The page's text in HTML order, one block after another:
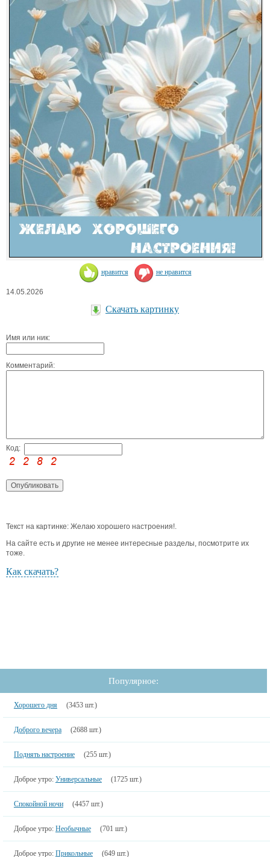
нравится не нравится
14.05.2026
Скачать картинку
Имя или ник:
Комментарий:
Код:
Текст на картинке: Желаю хорошего настроения!.
На сайте есть и другие не менее интересные разделы, посмотрите их
тоже.
Как скачать?
Популярное:
Хорошего дня (3453 шт.)
Доброго вечера (2688 шт.)
Поднять настроение (255 шт.)
Доброе утро: Универсальные (1725 шт.)
Спокойной ночи (4457 шт.)
Доброе утро: Необычные (701 шт.)
Доброе утро: Прикольные (649 шт.)